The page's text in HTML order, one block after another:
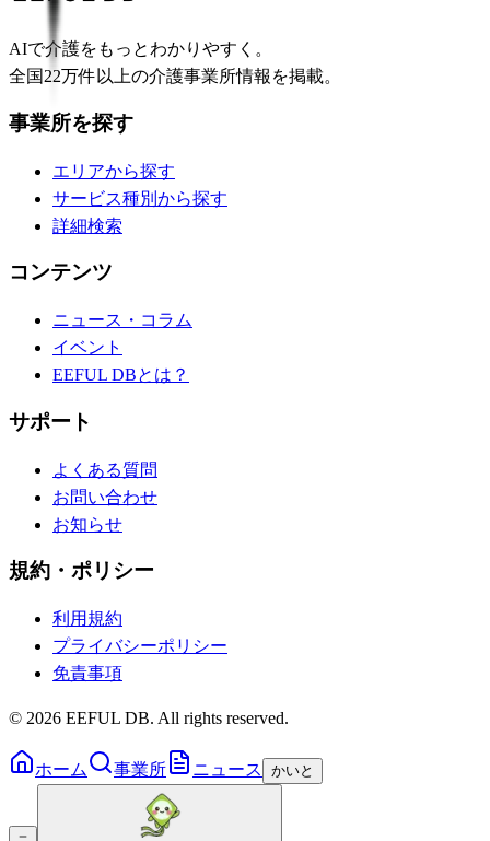
AIで介護をもっとわかりやすく。
全国22万件以上の介護事業所情報を掲載。
事業所を探す
エリアから探す
サービス種別から探す
詳細検索
コンテンツ
ニュース・コラム
イベント
EEFUL DBとは？
サポート
よくある質問
お問い合わせ
お知らせ
規約・ポリシー
利用規約
プライバシーポリシー
免責事項
© 2026 EEFUL DB. All rights reserved.
ホーム 事業所 ニュース かいと